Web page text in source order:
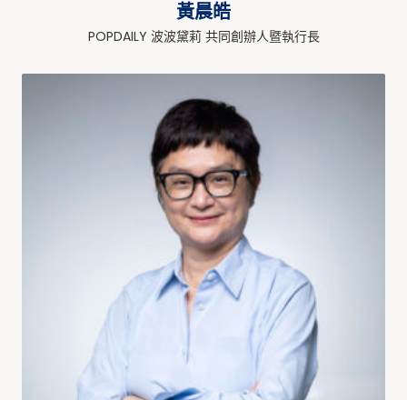
黃晨皓
POPDAILY 波波黛莉 共同創辦人暨執行長